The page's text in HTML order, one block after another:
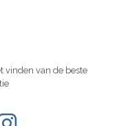
vinden van de beste